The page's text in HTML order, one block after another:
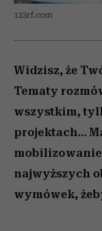
123rf.com
Widzisz, że
Tematy
wszystkim,
projektach...
najwyższych
wymówek,